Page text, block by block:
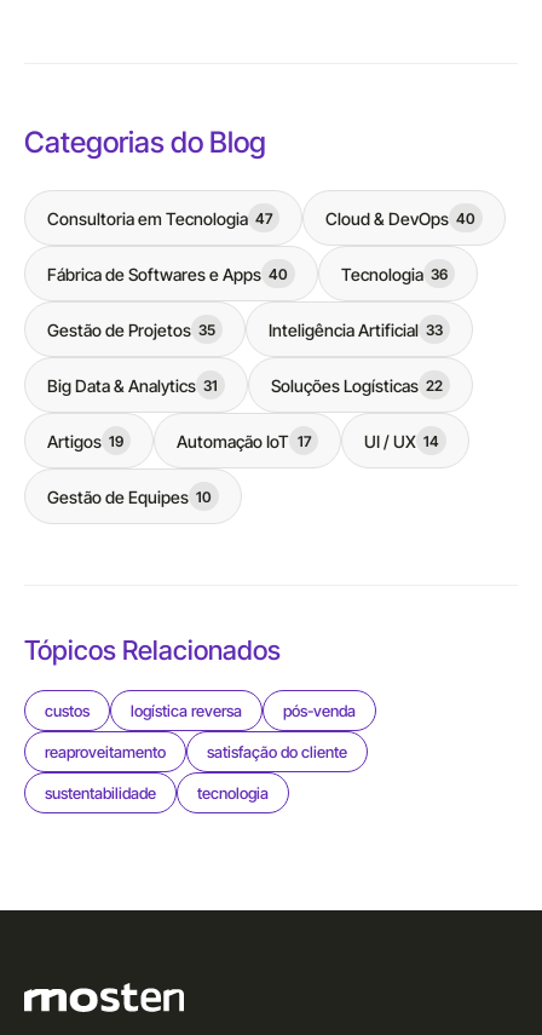
Categorias do Blog
Consultoria em Tecnologia 47 Cloud & DevOps 40
Fábrica de Softwares e Apps 40 Tecnologia 36
Gestão de Projetos 35 Inteligência Artificial 33
Big Data & Analytics 31 Soluções Logísticas 22
Artigos 19 Automação IoT 17 UI / UX 14
Gestão de Equipes 10
Tópicos Relacionados
custos logística reversa pós-venda
reaproveitamento satisfação do cliente
sustentabilidade tecnologia